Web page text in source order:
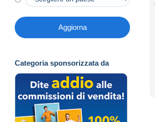
Aggiorna
Categoria sponsorizzata da